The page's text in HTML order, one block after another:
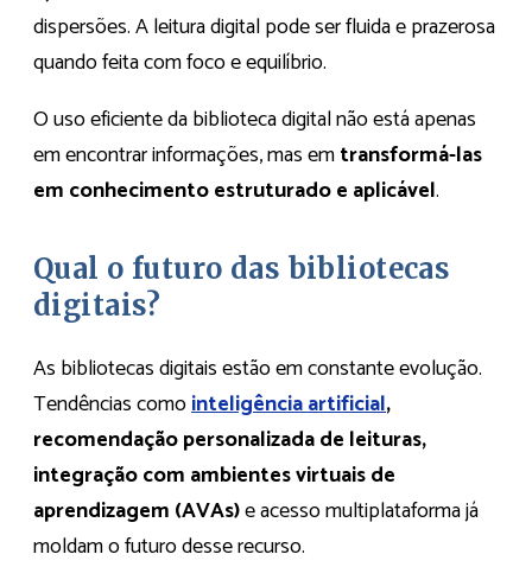
dispersões. A leitura digital pode ser fluida e prazerosa
quando feita com foco e equilíbrio.
O uso eficiente da biblioteca digital não está apenas
em encontrar informações, mas emtransformá-las
em conhecimento estruturado e aplicável.
Qual o futuro das bibliotecas
digitais?
As bibliotecas digitais estão em constante evolução.
Tendências comointeligência artificial,
recomendação personalizada de leituras,
integração com ambientes virtuais de
aprendizagem (AVAs)e acesso multiplataforma já
moldam o futuro desse recurso.